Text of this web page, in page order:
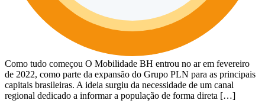
Como tudo começou O Mobilidade BH entrou no ar em fevereiro
de 2022, como parte da expansão do Grupo PLN para as principais
capitais brasileiras. A ideia surgiu da necessidade de um canal
regional dedicado a informar a população de forma direta […]